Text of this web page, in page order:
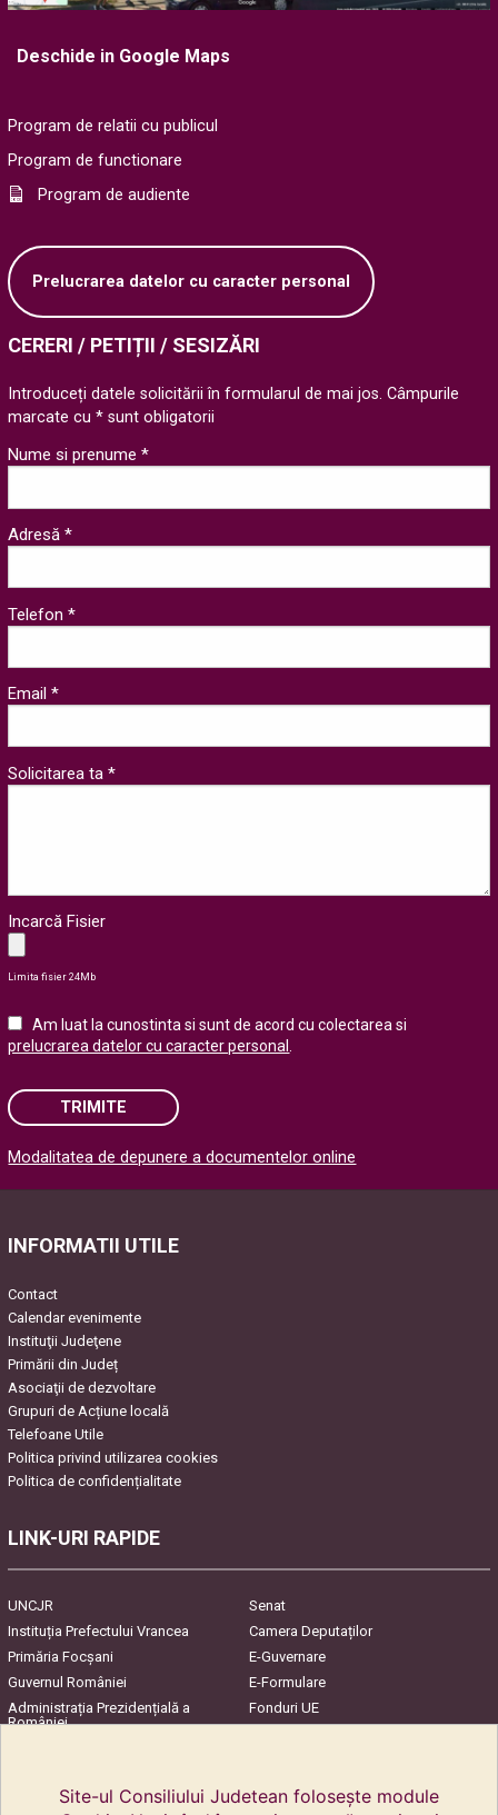
Deschide in Google Maps
Program de relatii cu publicul
Program de functionare
Program de audiente
Prelucrarea datelor cu caracter personal
CERERI / PETIȚII / SESIZĂRI
Introduceți datele solicitării în formularul de mai jos. Câmpurile
marcate cu * sunt obligatorii
Nume si prenume *
Adresă *
Telefon *
Email *
Solicitarea ta *
Incarcă Fisier
Limita fisier 24Mb
Am luat la cunostinta si sunt de acord cu colectarea si
prelucrarea datelor cu caracter personal
TRIMITE
Please leave this field empty.
Modalitatea de depunere a documentelor online
INFORMATII UTILE
Contact
Calendar evenimente
Instituţii Judeţene
Primării din Județ
Asociaţii de dezvoltare
Grupuri de Acțiune locală
Telefoane Utile
Politica privind utilizarea cookies
Politica de confidențialitate
LINK-URI RAPIDE
UNCJR
Senat
Instituția Prefectului Vrancea
Camera Deputaților
Primăria Focşani
E-Guvernare
Guvernul României
E-Formulare
Administrația Prezidențială a
României
Fonduri UE
Site-ul Consiliului Judetean folosește module